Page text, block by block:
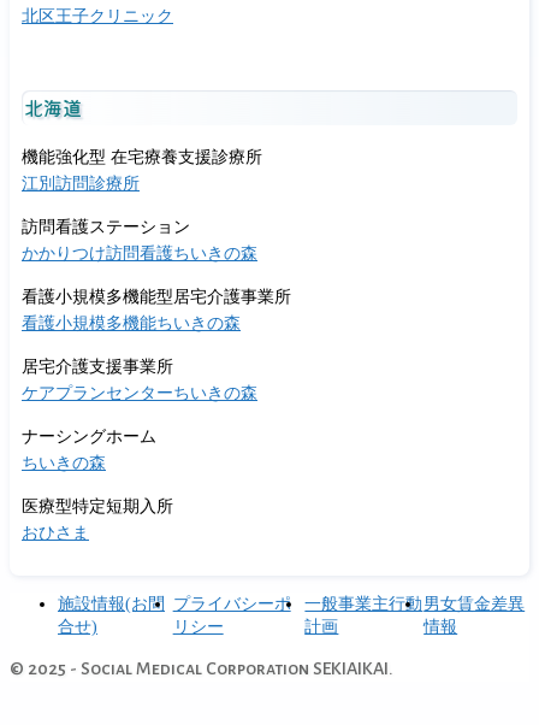
北区王子クリニック
北海道
機能強化型 在宅療養支援診療所
江別訪問診療所
訪問看護ステーション
かかりつけ訪問看護ちいきの森
看護小規模多機能型居宅介護事業所
看護小規模多機能ちいきの森
居宅介護支援事業所
ケアプランセンターちいきの森
ナーシングホーム
ちいきの森
医療型特定短期入所
おひさま
施設情報(お問
合せ)
プライバシーポ
リシー
一般事業主行動
計画
男女賃金差異
情報
© 2025 - Social Medical Corporation SEKIAIKAI.